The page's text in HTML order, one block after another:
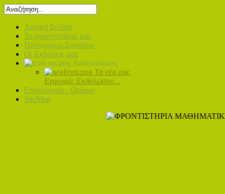
Αρχική Σελίδα
Το φροντιστήριό μας
Πρόγραμμα Σπουδών
Οι Εκδόσεις μας
Ανακοινώσεις
Τα νέα μας
Εγγραφές Εκδηλώσεις...
Επικοινωνία - Ωράριο
SiteMap